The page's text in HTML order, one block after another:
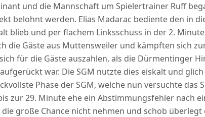
und die Mannschaft um Spielertrainer Ruff
belohnt werden. Elias Madarac bediente den in
blieb und per flachem Linksschuss in der 2.
die Gäste aus Muttensweiler und kämpften sich
für die Gäste auszahlen, als die Dürmentinger
war. Die SGM nutzte dies eiskalt und
Phase der SGM, welche nun versuchte das
zur 29. Minute ehe ein Abstimmungsfehler nach
große Chance nicht nehmen und schob überlegt